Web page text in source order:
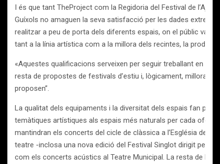
I és que tant TheProject com la Regidoria del Festival de
Guíxols no amaguen la seva satisfacció per les dades extretes
realitzar a peu de porta dels diferents espais, on el públic va
tant a la línia artística com a la millora dels recintes, la
«Aquestes qualificacions serveixen per seguir treballant en un
resta de propostes de festivals d’estiu i, lògicament, millorar
proposen”.
La qualitat dels equipaments i la diversitat dels espais fan
temàtiques artístiques als espais més naturals per cada
mantindran els concerts del cicle de clàssica a l’Església del
teatre -inclosa una nova edició del Festival Singlot dirigit per
com els concerts acústics al Teatre Municipal. La resta de la